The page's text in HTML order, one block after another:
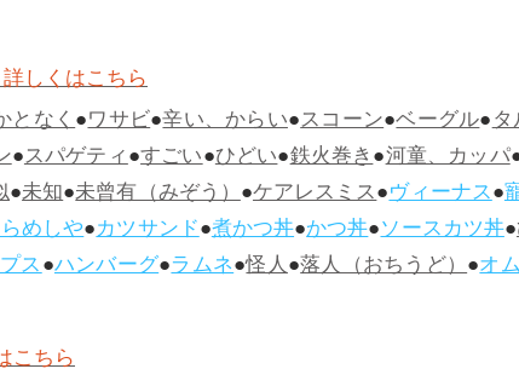
しくはこちら
となく●ワサビ●辛い、からい●スコーン●ベーグル●
●スパゲティ●すごい●ひどい●鉄火巻き●河童、カッパ
●未知●未曾有（みぞう）●ケアレスミス●ヴィーナス●
めしや●カツサンド●煮かつ丼●かつ丼●ソースカツ丼●
ス●ハンバーグ●ラムネ●怪人●落人（おちうど）●オ
こちら